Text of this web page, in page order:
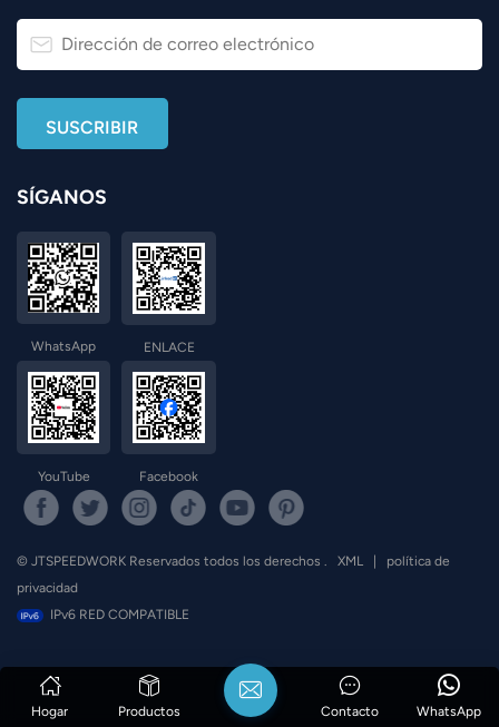
SÍGANOS
WhatsApp ENLACE
YouTube Facebook
© JTSPEEDWORK Reservados todos los derechos . XML
política de
privacidad
IPv6 RED COMPATIBLE
Hogar Productos WhatsApp
Contacto